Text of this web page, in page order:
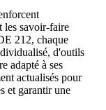
les savoir-faire
212, chaque
d'outils
adapté à ses
actualisés pour
et garantir une